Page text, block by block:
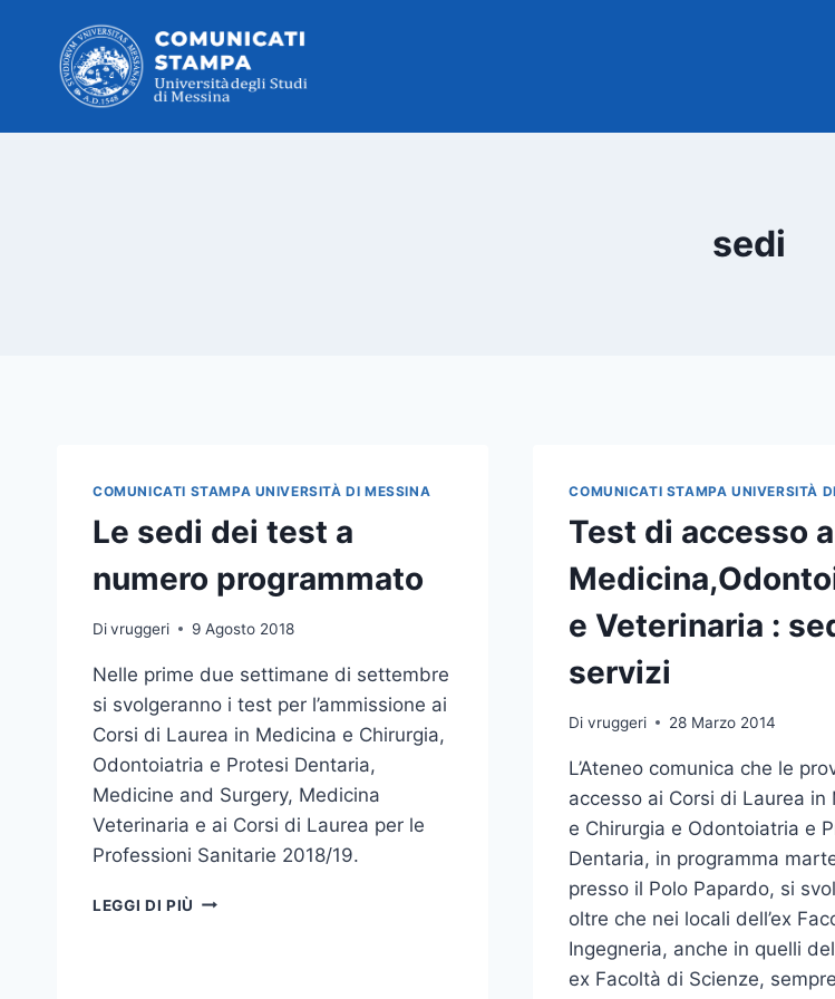
contenuto
sedi
COMUNICATI STAMPA UNIVERSITÀ DI MESSINA
Le sedi dei test a
numero programmato
Divruggeri 9 Agosto 2018
Nelle prime due settimane di settembre
si svolgeranno i test per l’ammissione ai
Corsi di Laurea in Medicina e Chirurgia,
Odontoiatria e Protesi Dentaria,
Medicine and Surgery, Medicina
Veterinaria e ai Corsi di Laurea per le
Professioni Sanitarie 2018/19.
LEGGI DI PIÙ LE
COMUNICATI STAMPA UNIVERSITÀ
Test di accesso a
e Veterinaria :
servizi
Di vruggeri 28 Marzo 2014
L’Ateneo comunica che le
accesso ai Corsi di Laurea in
e Chirurgia e Odontoiatria e
Dentaria, in programma
presso il Polo Papardo, si
oltre che nei locali dell’ex
Ingegneria, anche in quelli
ex Facoltà di Scienze,